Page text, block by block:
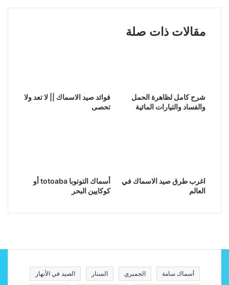
مقالات ذات صلة
فوائد صيد الاسماك || لا تعد ولا
تحصى
شرح كامل لظاهرة الحمل
والفساد والتيارات المائية
أسماك التوتوبا totoaba أو
كوكايين البحر
اغرب طرق صيد الاسماك في
العالم
أسماك سامة الجمبري السنار الصيد في الأنهار